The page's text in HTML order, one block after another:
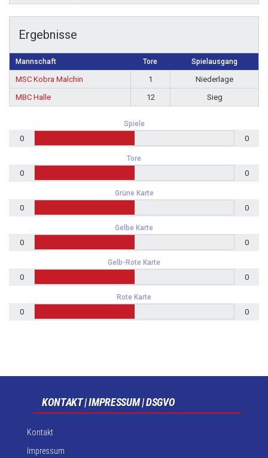
Ergebnisse
Mannschaft Tore Spielausgang
MSC Kobra Malchin 1
Niederlage
MBC Halle
12 Sieg
Spiele
0 0
Tore
0 0
Grüne Karte
0 0
Gelbe Karte
0 0
Gelb-Rote Karte
0 0
Rote Karte
0 0
KONTAKT | IMPRESSUM | DSGVO
Kontakt
Impressum